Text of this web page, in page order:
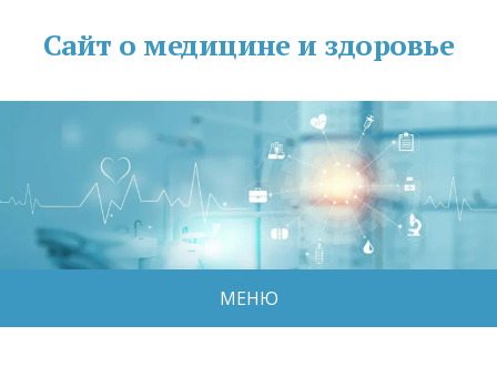
Сайт о медицине и здоровье
МЕНЮ